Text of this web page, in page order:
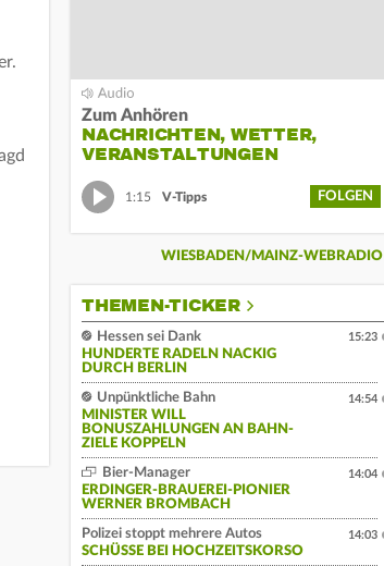
Zum Anhören
NACHRICHTEN, WETTER,
VERANSTALTUNGEN
1:15 V-Tipps FOLGEN
WIESBADEN/MAINZ-WEBRADIO
THEMEN-TICKER
Hessen sei Dank
HUNDERTE RADELN NACKIG
DURCH BERLIN
15:23
Unpünktliche Bahn
MINISTER WILL
BONUSZAHLUNGEN AN BAHN-
ZIELE KOPPELN
14:54
Bier-Manager
ERDINGER-BRAUEREI-PIONIER
WERNER BROMBACH
14:04
Polizei stoppt mehrere Autos
SCHÜSSE BEI HOCHZEITSKORSO
14:03